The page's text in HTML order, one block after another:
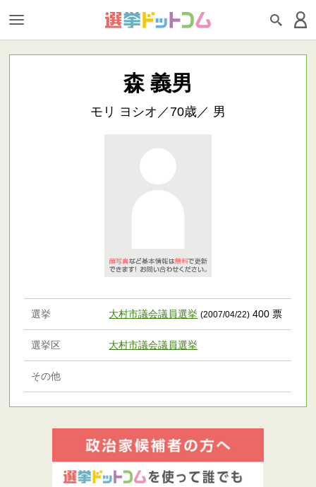
森 義男
モリ ヨシオ／70歳／ 男
選挙 大村市議会議員選挙 (2007/04/22) 400 票
選挙区 大村市議会議員選挙
その他